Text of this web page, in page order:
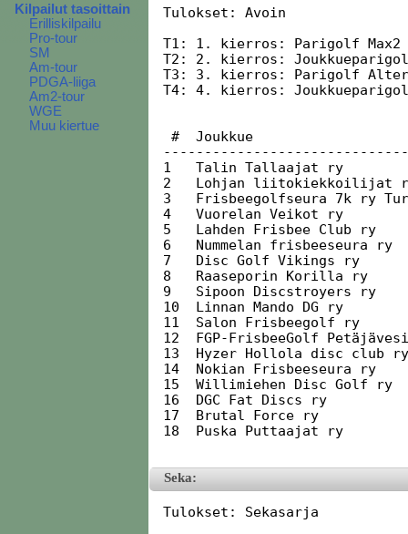
Kilpailut tasoittain
Erilliskilpailu
Pro-tour
SM
Am-tour
PDGA-liiga
Am2-tour
WGE
Muu kiertue
Tulokset: Avoin
T1: 1. kierros: Parigolf Max2
T2: 2. kierros:
T3: 3. kierros: Parigolf
T4: 4. kierros:
#  Joukkue
1   Talin Tallaajat ry
2   Lohjan liitokiekkoilijat
3   Frisbeegolfseura 7k ry
4   Vuorelan Veikot ry
5   Lahden Frisbee Club ry
6   Nummelan frisbeeseura
7   Disc Golf Vikings ry
8   Raaseporin Korilla ry
9   Sipoon Discstroyers ry
10  Linnan Mando DG ry
11  Salon Frisbeegolf ry
12  FGP-FrisbeeGolf
13  Hyzer Hollola disc club
14  Nokian Frisbeeseura ry
15  Willimiehen Disc Golf
16  DGC Fat Discs ry
17  Brutal Force ry
18  Puska Puttaajat ry
Seka:
Tulokset: Sekasarja